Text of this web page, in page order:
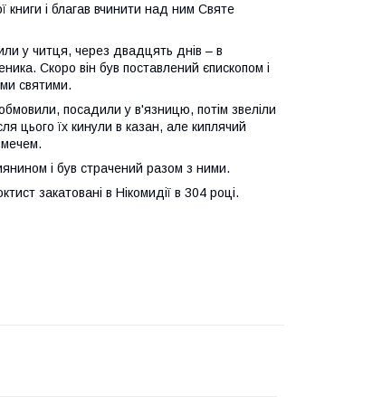
книги і благав вчинити над ним Святе
у читця, через двадцять днів – в
Скоро він був поставлений єпископом і
святими.
обмовили, посадили у в'язницю, потім звеліли
цього їх кинули в казан, але киплячий
мечем.
і був страчений разом з ними.
закатовані в Нікомидії в 304 році.